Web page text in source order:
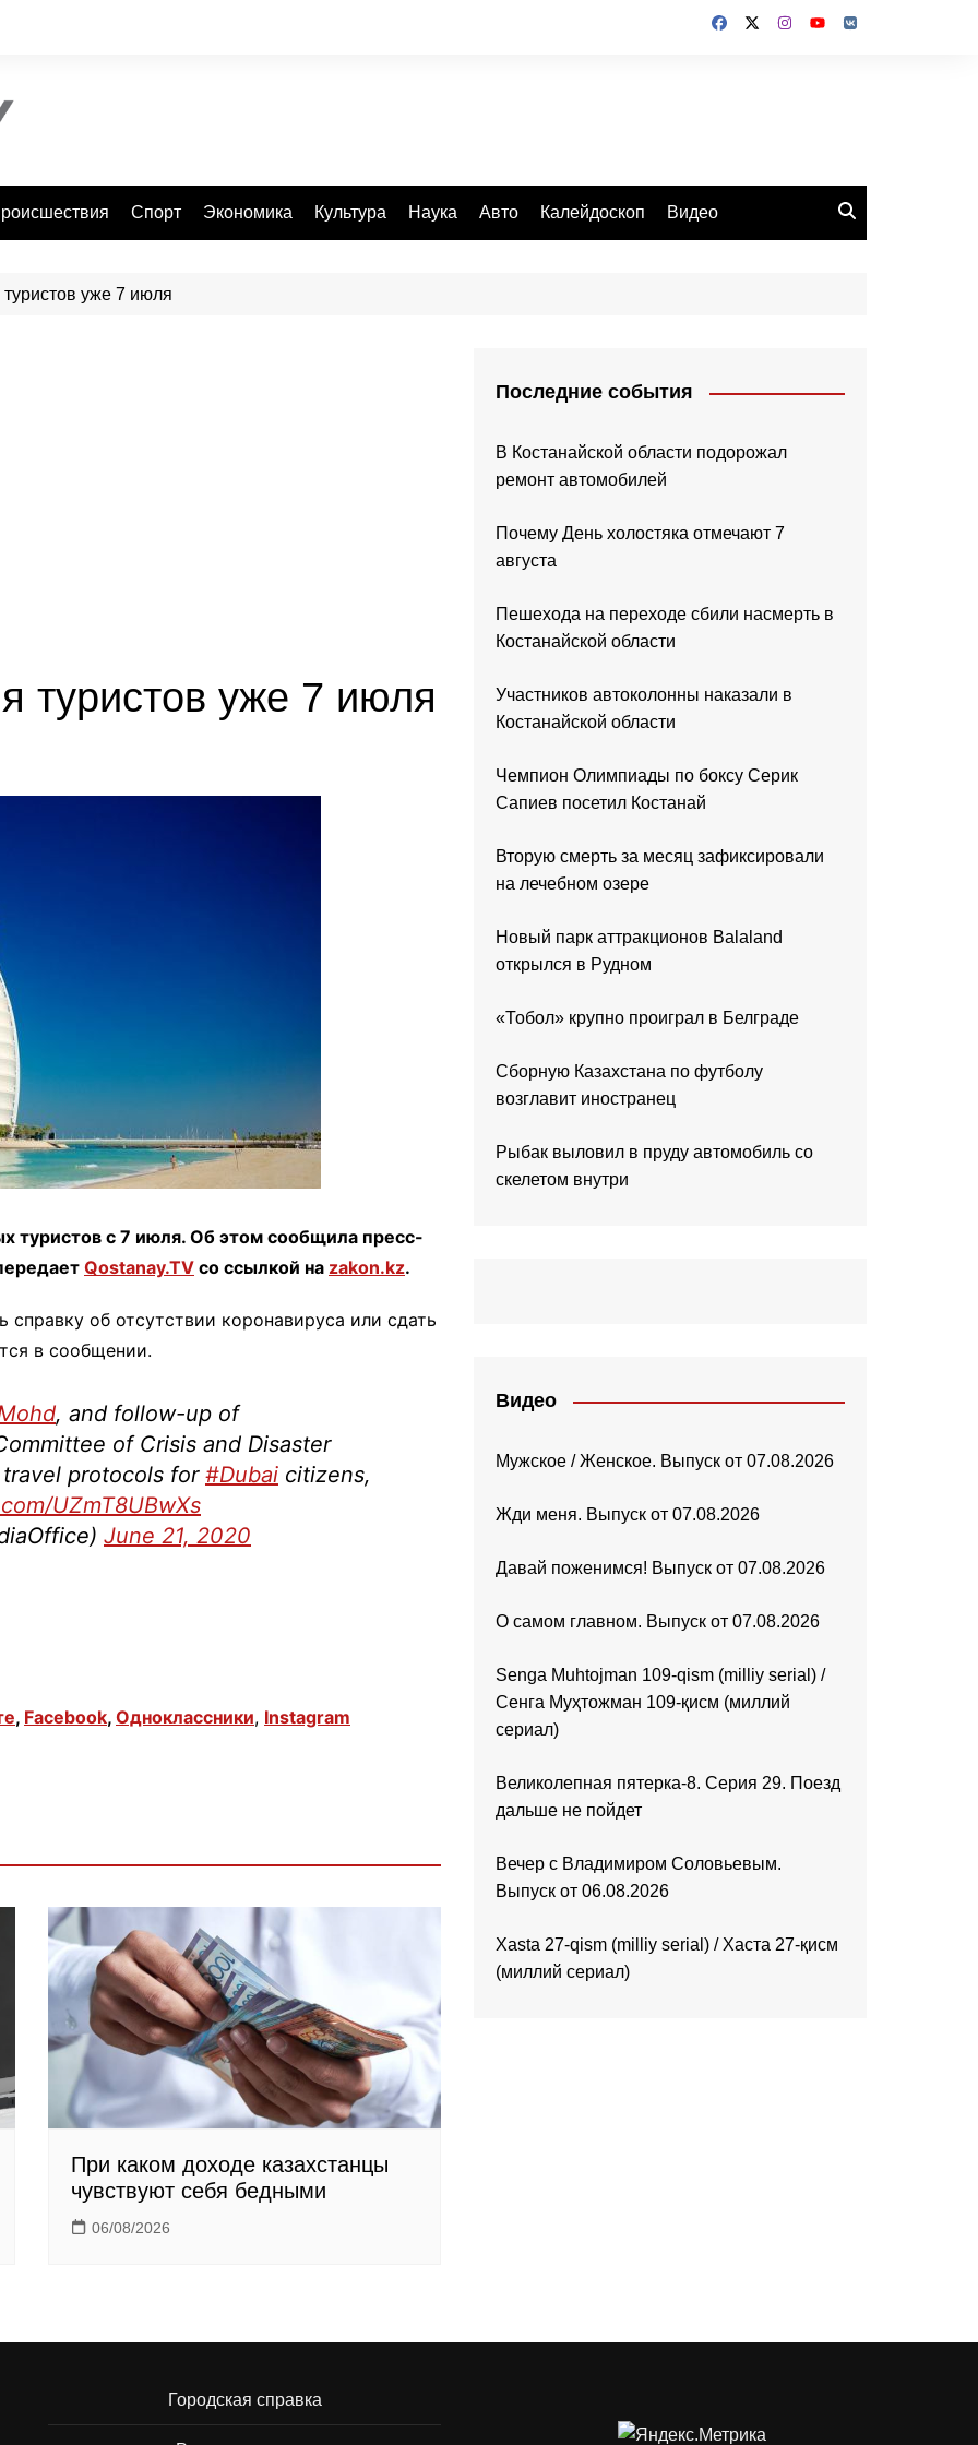
Спорт Экономика Культура Наука Авто Калейдоскоп Видео
уже 7 июля
туристов уже 7 июля
туристов с 7 июля. Об этом сообщила пресс-
Qostanay.TV со ссылкой на zakon.kz.
об отсутствии коронавируса или сдать
в сообщении.
, and follow-up of
of Crisis and Disaster
protocols for #Dubai citizens,
UZmT8UBwXs
June 21, 2020
, Facebook, Одноклассники, Instagram
При каком доходе казахстанцы
чувствуют себя бедными
06/08/2026
Последние события
В Костанайской области подорожал
ремонт автомобилей
Почему День холостяка отмечают 7
августа
Пешехода на переходе сбили насмерть в
Костанайской области
Участников автоколонны наказали в
Костанайской области
Чемпион Олимпиады по боксу Серик
Сапиев посетил Костанай
Вторую смерть за месяц зафиксировали
на лечебном озере
Новый парк аттракционов Balaland
открылся в Рудном
«Тобол» крупно проиграл в Белграде
Сборную Казахстана по футболу
возглавит иностранец
Рыбак выловил в пруду автомобиль со
скелетом внутри
Видео
Мужское / Женское. Выпуск от 07.08.2026
Жди меня. Выпуск от 07.08.2026
Давай поженимся! Выпуск от 07.08.2026
О самом главном. Выпуск от 07.08.2026
Senga Muhtojman 109-qism (milliy serial) /
Сенга Муҳтожман 109-қисм (миллий
сериал)
Великолепная пятерка-8. Серия 29. Поезд
дальше не пойдет
Вечер с Владимиром Соловьевым.
Выпуск от 06.08.2026
Xasta 27-qism (milliy serial) / Хаста 27-қисм
(миллий сериал)
Городская справка